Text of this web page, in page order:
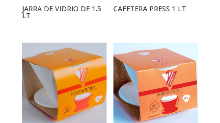
JARRA DE VIDRIO DE 1.5
LT
CAFETERA PRESS 1 LT